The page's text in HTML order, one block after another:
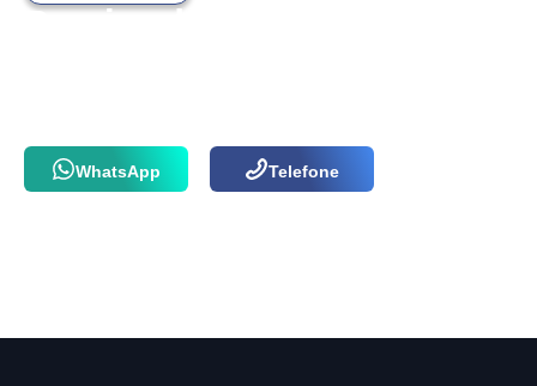
Precisa de ajuda
WhatsApp Telefone